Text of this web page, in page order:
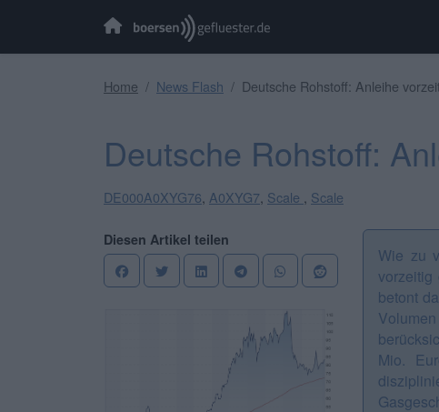
Home News Flash Deutsche Rohstoff: Anleihe
Deutsche Rohstoff:
DE000A0XYG76 A0XYG7 Scale Scale
Diesen Artikel teilen
Wie zu
vorzeitig
betont
Mio.